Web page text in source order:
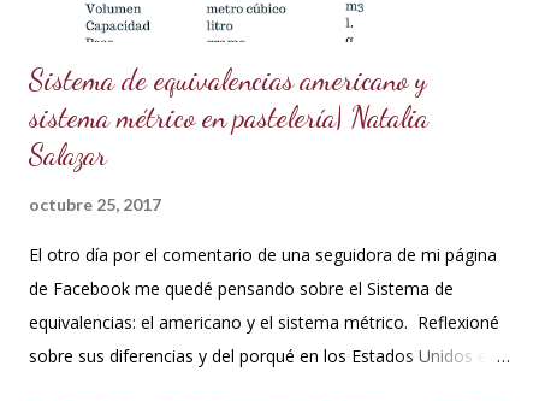
Sistema de equivalencias americano y
sistema métrico en pastelería| Natalia
Salazar
octubre 25, 2017
El otro día por el comentario de una seguidora de mi página
de Facebook me quedé pensando sobre el Sistema de
equivalencias: el americano y el sistema métrico. Reflexioné
sobre sus diferencias y del porqué en los Estados Unidos el